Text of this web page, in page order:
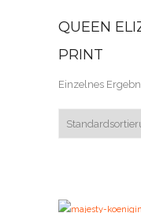
QUEEN
PRINT
Einzelnes